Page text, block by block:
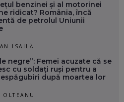
benzinei și al motorinei
ridicat? România, încă
de petrolul Uniunii
ISAILĂ
negre”: Femei acuzate că se
cu soldați ruși pentru a
după moartea lor